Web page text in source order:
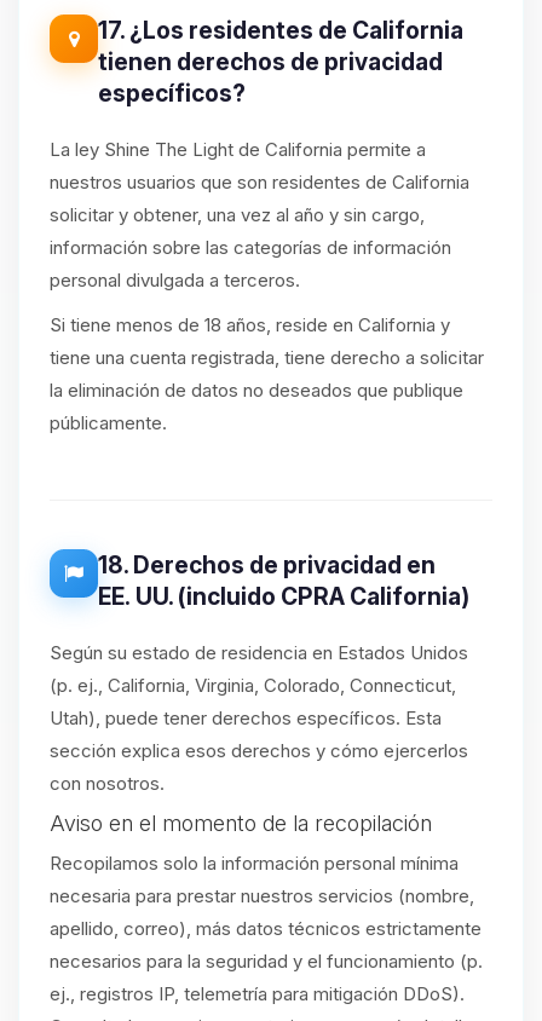
17. ¿Los residentes de California
tienen derechos de privacidad
específicos?
La ley Shine The Light de California permite a
nuestros usuarios que son residentes de California
solicitar y obtener, una vez al año y sin cargo,
información sobre las categorías de información
personal divulgada a terceros.
Si tiene menos de 18 años, reside en California y
tiene una cuenta registrada, tiene derecho a solicitar
la eliminación de datos no deseados que publique
públicamente.
18. Derechos de privacidad en
EE. UU. (incluido CPRA California)
Según su estado de residencia en Estados Unidos
(p. ej., California, Virginia, Colorado, Connecticut,
Utah), puede tener derechos específicos. Esta
sección explica esos derechos y cómo ejercerlos
con nosotros.
Aviso en el momento de la recopilación
Recopilamos solo la información personal mínima
necesaria para prestar nuestros servicios (nombre,
apellido, correo), más datos técnicos estrictamente
necesarios para la seguridad y el funcionamiento (p.
ej., registros IP, telemetría para mitigación DDoS).